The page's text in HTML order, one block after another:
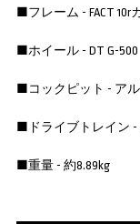
■フレーム - FACT
■ホイール - DT G-500
■コックピット - ア
■ドライブトレイン -
■重量 - 約8.89kg